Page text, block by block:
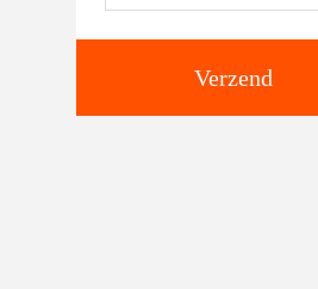
Verzend